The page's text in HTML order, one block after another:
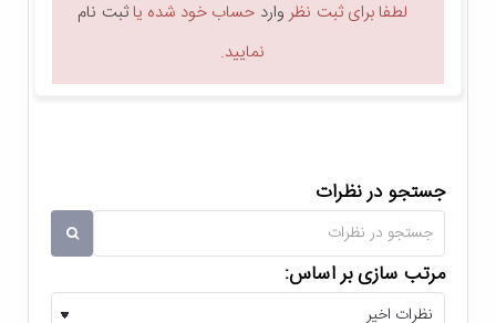
برد. لازم به ذکر است که شما می توانید رزولوشن اسکن این
دستگاه کپی 4528A توشیبا
برابر با 120 برگ در دقیقه در
حالت یک رو و 240 برگ در دقیقه در حالت دو رو است.
لطفا برای ثبت نظر وارد حساب خود شده یاثبت نام
نمایید.
جستجو در نظرات
مرتب سازی بر اساس: